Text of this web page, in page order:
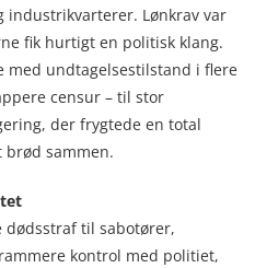
industrikvarterer. Lønkrav var
fik hurtigt en politisk klang.
med undtagelsestilstand i flere
censur – til stor
der frygtede en total
brød sammen.
til sabotører,
kontrol med politiet,